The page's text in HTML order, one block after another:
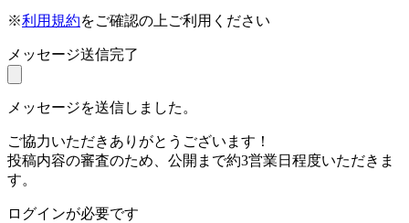
※利用規約をご確認の上ご利用ください
メッセージ送信完了
メッセージを送信しました。
ご協力いただきありがとうございます！
投稿内容の審査のため、公開まで約3営業日程度いただきま
す。
ログインが必要です